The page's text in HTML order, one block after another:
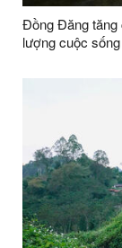
Đồng Đăng tăng
lượng cuộc